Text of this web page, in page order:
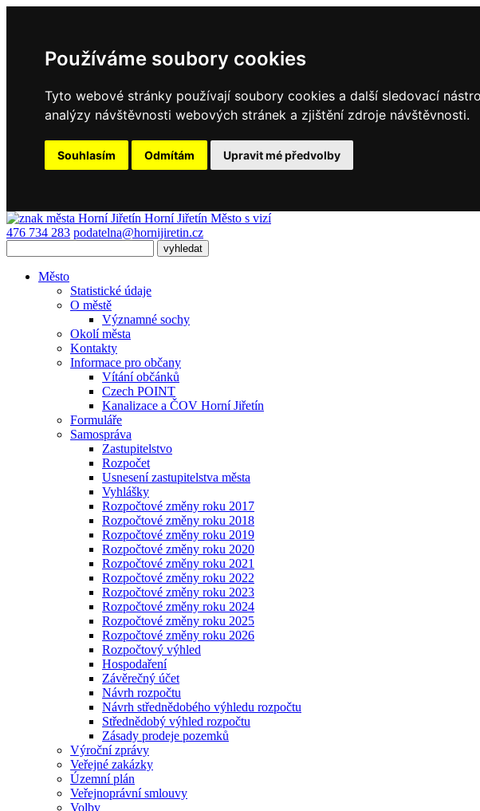
Používáme soubory cookies
Tyto webové stránky používají soubory cookies a další sledovací
analýzy návštěvnosti webových stránek a zjištění zdroje návštěvnosti.
Souhlasím Odmítám Upravit mé předvolby
Horní Jiřetín Město s vizí
476 734 283 podatelna@hornijiretin.cz
Město
Statistické údaje
O městě
Významné sochy
Okolí města
Kontakty
Informace pro občany
Vítání občánků
Czech POINT
Kanalizace a ČOV Horní Jiřetín
Formuláře
Samospráva
Zastupitelstvo
Rozpočet
Usnesení zastupitelstva města
Vyhlášky
Rozpočtové změny roku 2017
Rozpočtové změny roku 2018
Rozpočtové změny roku 2019
Rozpočtové změny roku 2020
Rozpočtové změny roku 2021
Rozpočtové změny roku 2022
Rozpočtové změny roku 2023
Rozpočtové změny roku 2024
Rozpočtové změny roku 2025
Rozpočtové změny roku 2026
Rozpočtový výhled
Hospodaření
Závěrečný účet
Návrh rozpočtu
Návrh střednědobého výhledu rozpočtu
Střednědobý výhled rozpočtu
Zásady prodeje pozemků
Výroční zprávy
Veřejné zakázky
Územní plán
Veřejnoprávní smlouvy
Volby